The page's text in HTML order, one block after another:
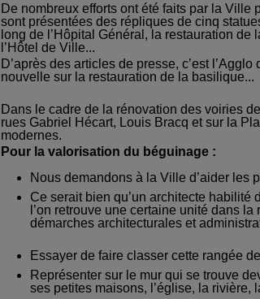
De nombreux efforts ont été faits par la
sont présentées des répliques de cinq
long de l’Hôpital Général, la restauration
l’Hôtel de Ville...
D’après des articles de presse, c’est
nouvelle sur la restauration de la basilique...
Dans le cadre de la rénovation des voiries
rues Gabriel Hécart, Louis Bracq et sur la
modernes.
Pour la valorisation du béguinage :
Nous demandons à la Ville d’aider les
Ce serait bien qu’un architecte
l’on retrouve une certaine unité dans
démarches architecturales et
Essayer de faire classer cette rangée
Représenter sur le mur qui se trouve
ses petites maisons, l’église, la rivière,